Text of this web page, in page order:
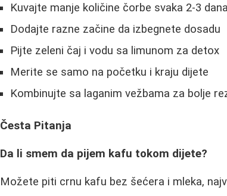
Kuvajte manje količine čorbe svaka 2-3
Dodajte razne začine da izbegnete dosadu
Pijte zeleni čaj i vodu sa limunom za detox
Merite se samo na početku i kraju dijete
Kombinujte sa laganim vežbama za bolje
Česta Pitanja
Da li smem da pijem kafu tokom dijete?
Možete piti crnu kafu bez šećera i mleka,